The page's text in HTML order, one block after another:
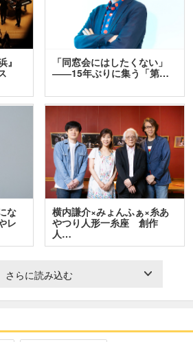
』
「同窓会にはしたくない」
――15年ぶりに集う「第…
な
レ
横内謙介×みょんふぁ×糸あ
やつり人形一糸座 創作
人…
さらに読み込む